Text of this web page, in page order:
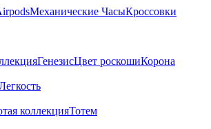
Механические ЧасыКроссовки
ГенезисЦвет роскошиКорона
коллекцияТотем